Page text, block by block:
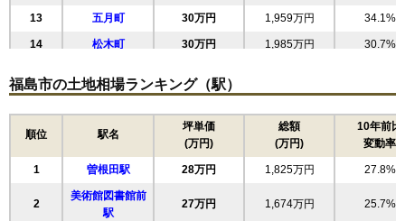
13 五月町 30万円 1,959万円 34.1%
14 松木町 30万円 1,985万円 30.7%
16 五老内町 29万円 2,173万円 23.1%
29万円 1,797万円 29.0%
27万円 3,019万円 29.9%
19 南中央 27万円 2,449万円 34.5%
20 旭町 26万円 1,848万円 24.8%
福島市の土地相場ランキング（駅）
順位 駅名
坪単価
(万円)
総額
(万円)
10年前比
変動率
1 曽根田駅 28万円 1,825万円 27.8%
2
美術館図書館前
駅
27万円 1,674万円 25.7%